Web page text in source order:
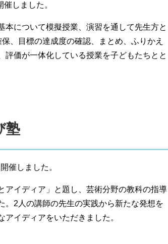
しました。
について模擬授業、演習を通して先生方と
、目標の達成度の確認、まとめ、ふりかえ
評価が一体化している授業を子どもたちとと
塾
催しました。
アイディア」と題し、芸術分野の教科の指導
。2人の講師の先生の実践から新たな発想を
イディアをいただきました。